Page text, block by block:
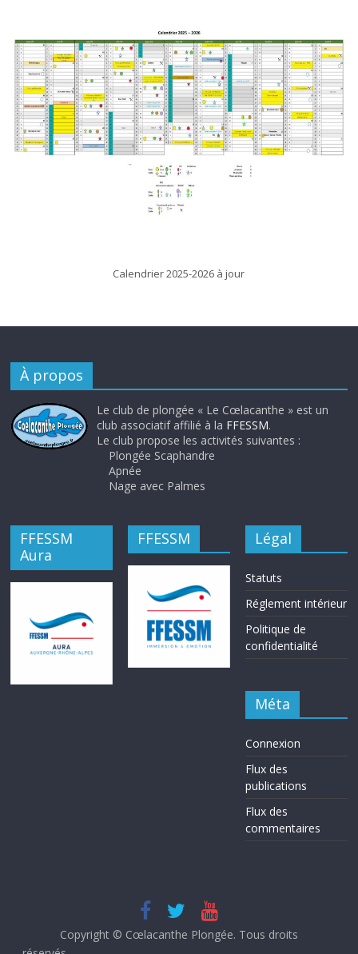
Calendrier 2025-2026 à jour
À propos
Le club de plongée « Le Cœlacanthe » est un
club associatif affilié à la FFESSM.
Le club propose les activités suivantes :
Plongée Scaphandre
Apnée
Nage avec Palmes
FFESSM
Aura
FFESSM Légal
Statuts
Réglement intérieur
Politique de
confidentialité
Méta
Connexion
Flux des
publications
Flux des
commentaires